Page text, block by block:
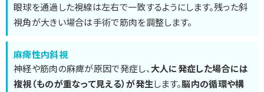
眼球を通過した視線は左右で一致するようにします。残った斜
視角が大きい場合は手術で筋肉を調整します。
麻痺性内斜視
神経や筋肉の麻痺が原因で発症し、大人に発症した場合には
複視（ものが重なって見える）が発生します。脳内の循環や構